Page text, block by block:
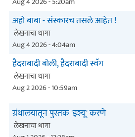
अहो बाबा - संस्कारच तसले आहेत !
लेखनाचा धागा
Aug 4 2026 - 4:04am
हैदराबादी बोली, हैदराबादी स्वॅग
लेखनाचा धागा
Aug 2 2026 - 10:59am
ग्रंथालयातून पुस्तक 'इश्यू' करणे
लेखनाचा धागा